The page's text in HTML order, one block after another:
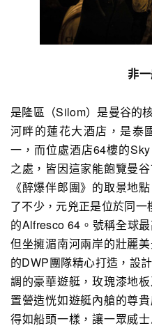
非
是隆區（Silom）是曼谷的
河畔的蓮花大酒店，是泰
一，而位處酒店64樓的
之處，皆因這家能飽覽曼
《醉爆伴郎團》的取景地
了不少，元兇正是位於同
的Alfresco 64。號稱全球
但坐擁湄南河兩岸的壯麗
的DWP團隊精心打造，設
調的豪華遊艇，玫瑰漆地
置營造恍如遊艇內艙的尊
得如船頭一樣，讓一眾威